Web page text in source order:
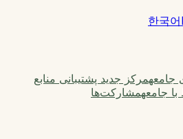
한국어
جامعهمرکز جدید پشتیبانی منابع
با جامعهمشارکت‌ها